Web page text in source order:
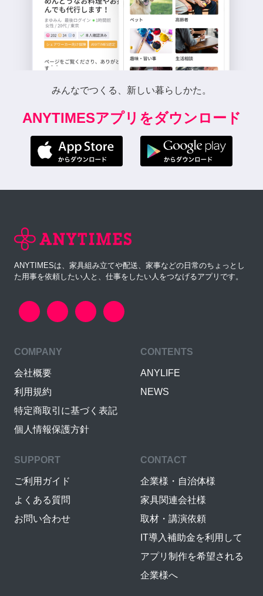
みんなでつくる、新しい暮らしかた。
ANYTIMESアプリをダウンロード
ANYTIMESは、家具組み立てや配送、家事などの日常のちょっとし
た用事を依頼したい人と、仕事をしたい人をつなげるアプリです。
COMPANY
会社概要
利用規約
特定商取引に基づく表記
個人情報保護方針
CONTENTS
ANYLIFE
NEWS
SUPPORT
ご利用ガイド
よくある質問
お問い合わせ
CONTACT
企業様・自治体様
家具関連会社様
取材・講演依頼
IT導入補助金を利用して
アプリ制作を希望される
企業様へ